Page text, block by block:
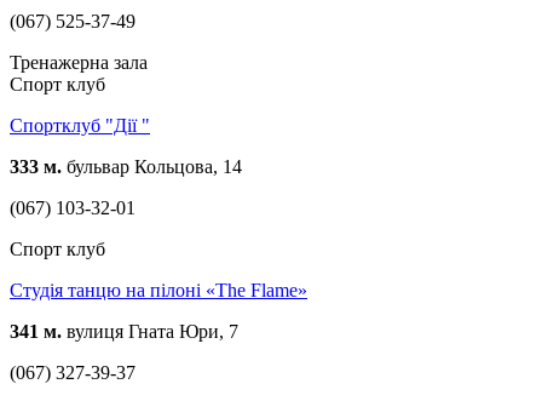
(067) 525-37-49
Тренажерна зала
Спорт клуб
Спортклуб "Дії "
333 м. бульвар Кольцова, 14
(067) 103-32-01
Спорт клуб
Студія танцю на пілоні «The Flame»
341 м. вулиця Гната Юри, 7
(067) 327-39-37